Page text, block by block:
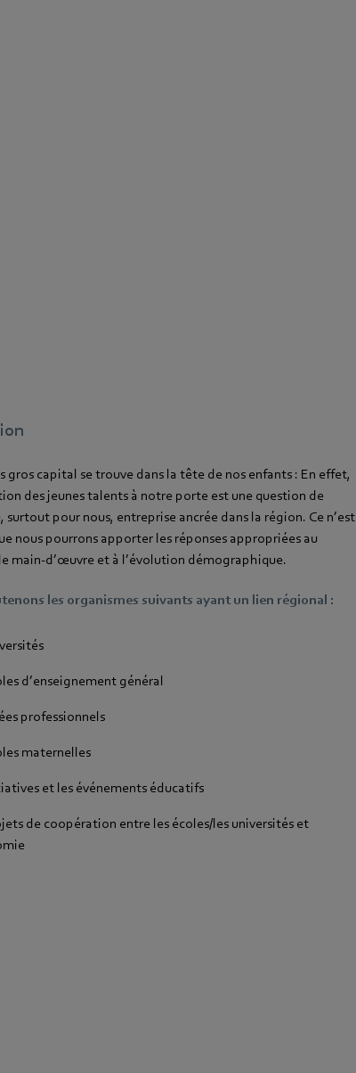
gros capital se trouve dans la tête de nos enfants : En effet,
des jeunes talents à notre porte est une question de
surtout pour nous, entreprise ancrée dans la région. Ce n’est
nous pourrons apporter les réponses appropriées au
main-d’œuvre et à l’évolution démographique.
les organismes suivants ayant un lien régional :
d’enseignement général
professionnels
maternelles
et les événements éducatifs
de coopération entre les écoles/les universités et